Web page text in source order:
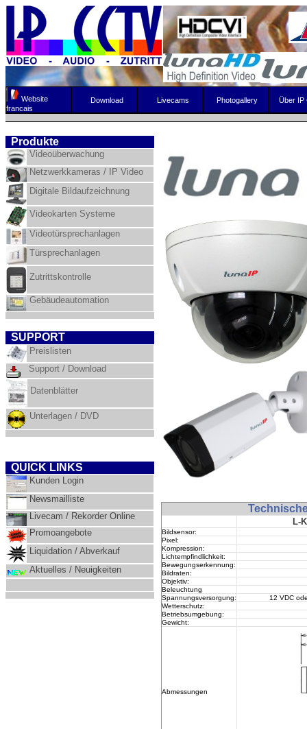
Website
francais
Download Livecams Photogallery Über IP
Produkte
Videoüberwachung
Netzwerkkameras / IP Video
Digitale Bildaufzeichnung
Videokarten Systeme
Videotürsprechanlagen
Türsprechanlagen
Zutrittskontrolle
Gebäudeautomation
SUPPORT
Preislisten
Support / Download
Datenblätter
Unterlagen / DVD
QUICK LINKS
Kunden Login
Newsmailliste
Livecam / Rekorder Online
Promoangebote
Liquidation / Abverkauf
Aktuelles / Neuigkeiten
L-
Bildsensor:
Pixel:
Kompression:
Lichtempfindlichkeit:
Bewegungserkennung:
Bildraten:
Objektiv:
Beleuchtung
Spannungsversorgung:
12 VDC
Wetterschutz:
Betriebsumgebung:
Gewicht:
Abmessungen